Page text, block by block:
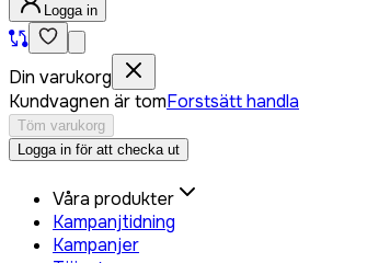
Logga in
Din varukorg
Kundvagnen är tomForstsätt handla
Töm varukorg
Logga in för att checka ut
Våra produkter
Kampanjtidning
Kampanjer